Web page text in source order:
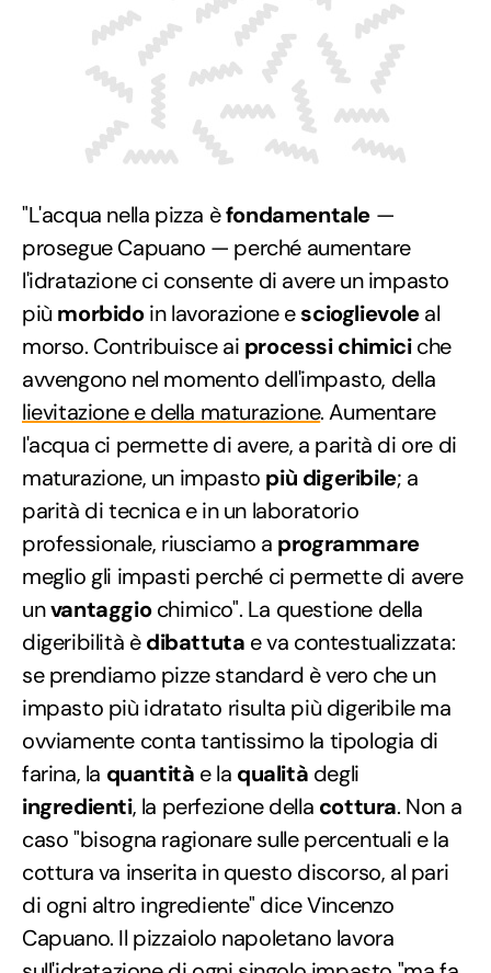
"L'acqua nella pizza èfondamentale —
prosegue Capuano — perché aumentare
l'idratazione ci consente di avere un impasto
più morbidoin lavorazione escioglievoleal
morso. Contribuisce ai processi chimiciche
avvengono nel momento dell'impasto, della
lievitazione e della maturazione. Aumentare
l'acqua ci permette di avere, a parità di ore di
maturazione, un impasto più digeribile; a
parità di tecnica e in un laboratorio
professionale, riusciamo a programmare
meglio gli impasti perché ci permette di avere
unvantaggiochimico". La questione della
digeribilità èdibattuta e va contestualizzata:
se prendiamo pizze standard è vero che un
impasto più idratato risulta più digeribile ma
ovviamente conta tantissimo la tipologia di
farina, la quantità e la qualità degli
ingredienti, la perfezione della cottura. Non a
caso "bisogna ragionare sulle percentuali e la
cottura va inserita in questo discorso, al pari
di ogni altro ingrediente" dice Vincenzo
Capuano. Il pizzaiolo napoletano lavora